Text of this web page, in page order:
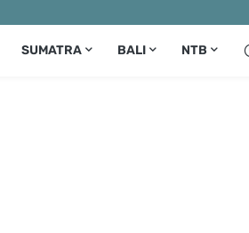
SUMATRA BALI NTB